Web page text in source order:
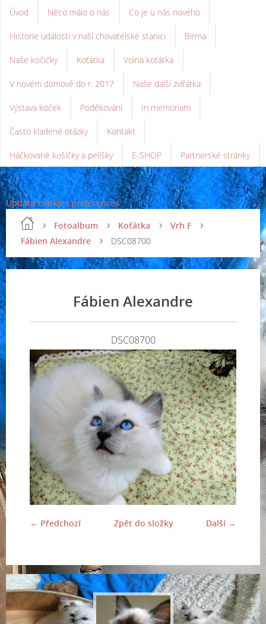
Úvod Něco málo o nás Co je u nás nového
Historie událostí v naší chovatelské stanici Birma
Naše kočičky Koťátka Volná koťátka
V novém domově do r. 2017 Naše další zvířátka
Výstava koček Poděkování In memoriam
Často kladené otázky Kontakt
Háčkované košíčky a pelíšky E-SHOP Partnerské stránky
Update cookies preferences
Fotoalbum
Koťátka
Vrh F
Fábien Alexandre
DSC08700
Fábien Alexandre
DSC08700
← Předchozí Další →
Zpět do složky